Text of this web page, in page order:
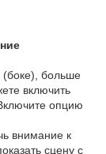
больше
включить
опцию
внимание к
сцену с